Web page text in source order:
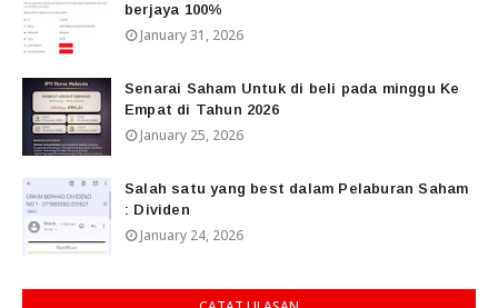
berjaya 100%
January 31, 2026
Senarai Saham Untuk di beli pada minggu Ke
Empat di Tahun 2026
January 25, 2026
Salah satu yang best dalam Pelaburan Saham
: Dividen
January 24, 2026